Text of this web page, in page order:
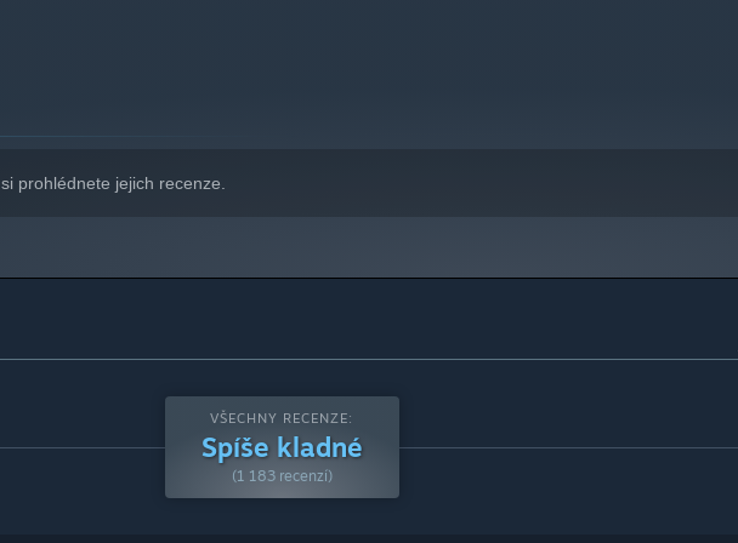
si prohlédnete jejich recenze.
VŠECHNY RECENZE:
Spíše kladné
(1 183 recenzí)